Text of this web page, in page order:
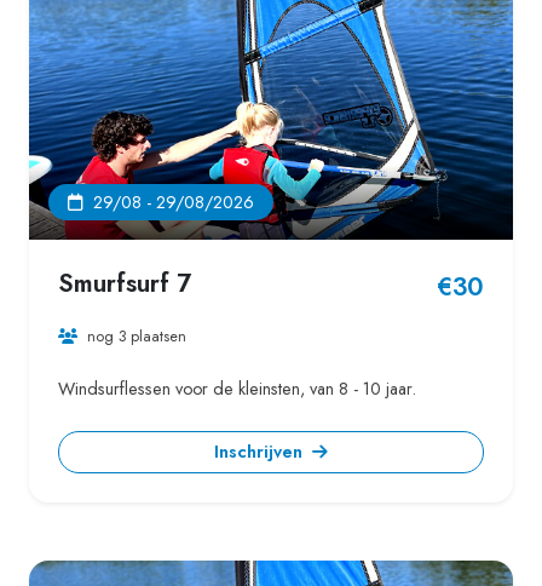
29/08 - 29/08/2026
Smurfsurf 7 €30
nog 3 plaatsen
Windsurflessen voor de kleinsten, van 8 - 10 jaar.
Inschrijven